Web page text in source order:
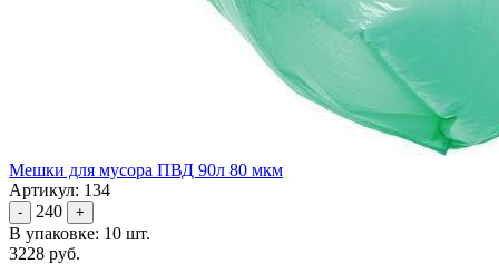
Мешки для мусора ПВД 90л 80 мкм
Артикул: 134
- 240 +
В упаковке: 10 шт.
3228 руб.